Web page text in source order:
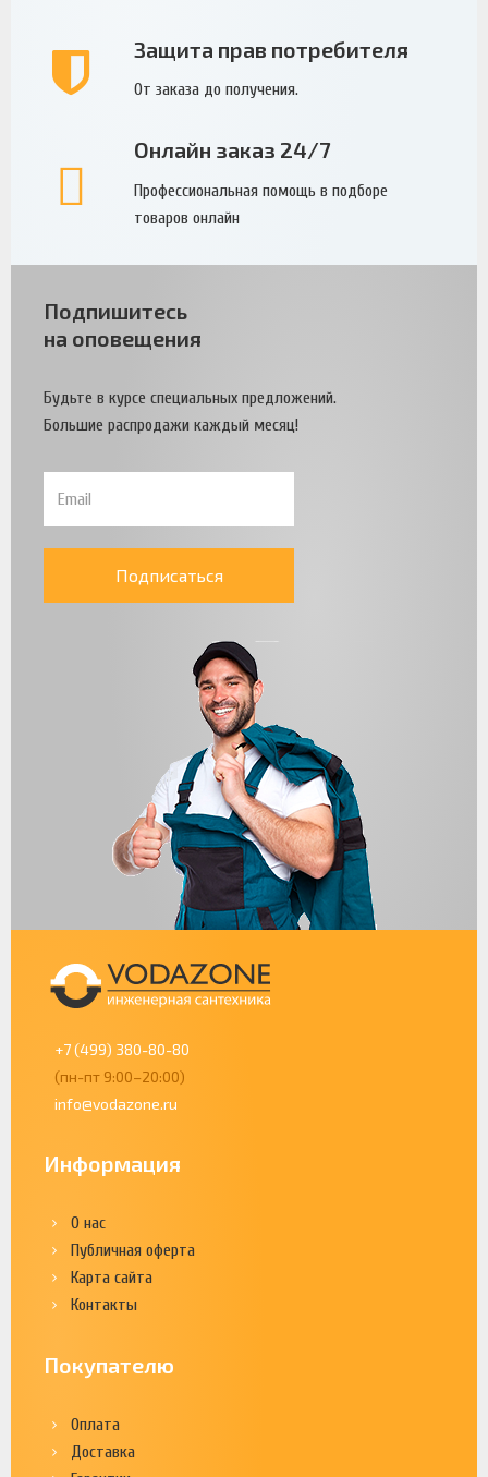
Защита прав потребителя
От заказа до получения.
Онлайн заказ 24/7
Профессиональная помощь в подборе
товаров онлайн
Подпишитесь
на оповещения
Будьте в курсе специальных предложений.
Большие распродажи каждый месяц!
Подписаться
+7 (499) 380-80-80
(пн-пт 9:00–20:00)
info@vodazone.ru
Информация
О нас
Публичная оферта
Карта сайта
Контакты
Покупателю
Оплата
Доставка